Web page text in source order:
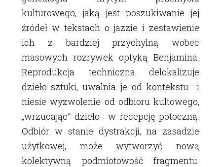
kulturowego, jaką jest poszukiwanie jej
źródeł w tekstach o jazzie i zestawienie
ich z bardziej przychylną wobec
masowych rozrywek optyką Benjamina.
Reprodukcja techniczna delokalizuje
dzieło sztuki, uwalnia je od kontekstu i
niesie wyzwolenie od odbioru kultowego,
„wrzucając” dzieło w recepcję potoczną.
Odbiór w stanie dystrakcji, na zasadzie
użytkowej, może wytworzyć nową
kolektywną podmiotowość fragmentu.